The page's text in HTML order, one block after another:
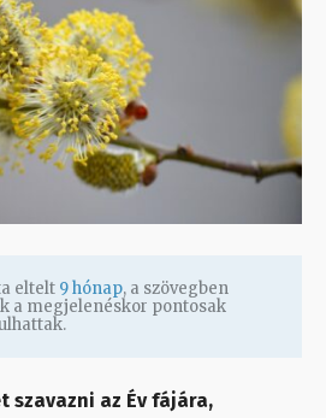
eltelt 9 hónap, a szövegben
a megjelenéskor pontosak
szavazni az Év fájára,